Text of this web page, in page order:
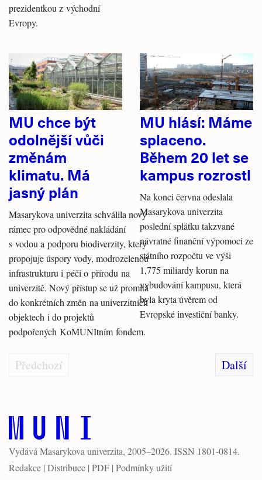
prezidentkou z východní
Evropy.
MU chce být
odolnější vůči
změnám
klimatu. Má
jasný plán
Masarykova univerzita schválila nový
rámec pro odpovědné nakládání
s vodou a podporu biodiverzity, který
propojuje úspory vody, modrozelenou
infrastrukturu i péči o přírodu na
univerzitě. Nový přístup se už promítá
do konkrétních změn na univerzitních
objektech i do projektů
podpořených KoMUNItním fondem.
MU hlásí: Máme
splaceno.
Během 20 let se
kampus rozrostl
Na konci června odeslala
Masarykova univerzita
poslední splátku takzvané
návratné finanční výpomoci ze
státního rozpočtu ve výši
1,775 miliardy korun na
vybudování kampusu, která
byla kryta úvěrem od
Evropské investiční banky.
Předchozí Další
Vydává Masarykova univerzita, 2005–2026. ISSN 1801-0814.
Redakce | Distribuce | PDF | Podmínky užití